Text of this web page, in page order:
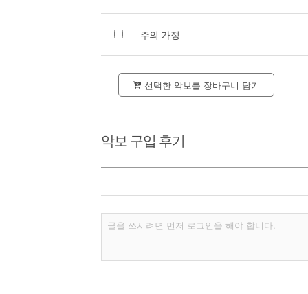
주의 가정
선택한 악보를 장바구니 담기
악보 구입 후기